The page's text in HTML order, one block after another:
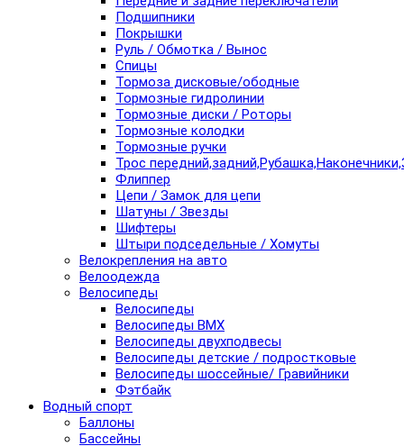
Подшипники
Покрышки
Руль / Обмотка / Вынос
Спицы
Тормоза дисковые/ободные
Тормозные гидролинии
Тормозные диски / Роторы
Тормозные колодки
Тормозные ручки
Трос
Флиппер
Цепи / Замок для цепи
Шатуны / Звезды
Шифтеры
Штыри подседельные / Хомуты
Велокрепления на авто
Велоодежда
Велосипеды
Велосипеды
Велосипеды BMX
Велосипеды двухподвесы
Велосипеды детские / подростковые
Велосипеды шоссейные/ Гравийники
Фэтбайк
Водный спорт
Баллоны
Бассейны